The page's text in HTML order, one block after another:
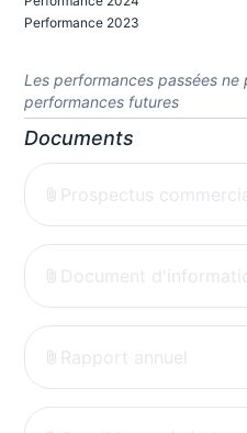
Performance 2023
Les performances passées
performances futures
Documents
Prospectus
Document
Rapport annuel